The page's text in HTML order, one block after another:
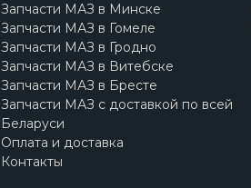
Запчасти МАЗ в Минске
Запчасти МАЗ в Гомеле
Запчасти МАЗ в Гродно
Запчасти МАЗ в Витебске
Запчасти МАЗ в Бресте
Запчасти МАЗ с доставкой по всей
Беларуси
Оплата и доставка
Контакты